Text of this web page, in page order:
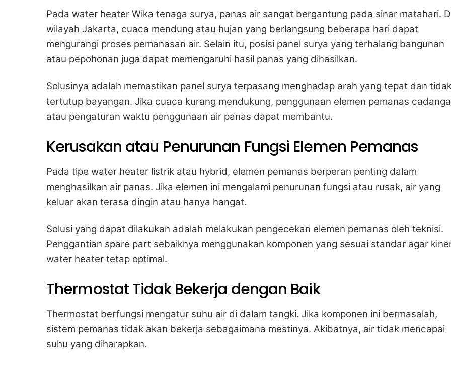
Pada water heater Wika tenaga surya, panas air sangat bergantung pada sinar matahari.
wilayah Jakarta, cuaca mendung atau hujan yang berlangsung beberapa hari dapat
mengurangi proses pemanasan air. Selain itu, posisi panel surya yang terhalang bangunan
atau pepohonan juga dapat memengaruhi hasil panas yang dihasilkan.
Solusinya adalah memastikan panel surya terpasang menghadap arah yang tepat dan
tertutup bayangan. Jika cuaca kurang mendukung, penggunaan elemen pemanas
atau pengaturan waktu penggunaan air panas dapat membantu.
Kerusakan atau Penurunan Fungsi Elemen Pemanas
Pada tipe water heater listrik atau hybrid, elemen pemanas berperan penting dalam
menghasilkan air panas. Jika elemen ini mengalami penurunan fungsi atau rusak, air yang
keluar akan terasa dingin atau hanya hangat.
Solusi yang dapat dilakukan adalah melakukan pengecekan elemen pemanas oleh teknisi.
Penggantian spare part sebaiknya menggunakan komponen yang sesuai standar agar
water heater tetap optimal.
Thermostat Tidak Bekerja dengan Baik
Thermostat berfungsi mengatur suhu air di dalam tangki. Jika komponen ini bermasalah,
sistem pemanas tidak akan bekerja sebagaimana mestinya. Akibatnya, air tidak mencapai
suhu yang diharapkan.